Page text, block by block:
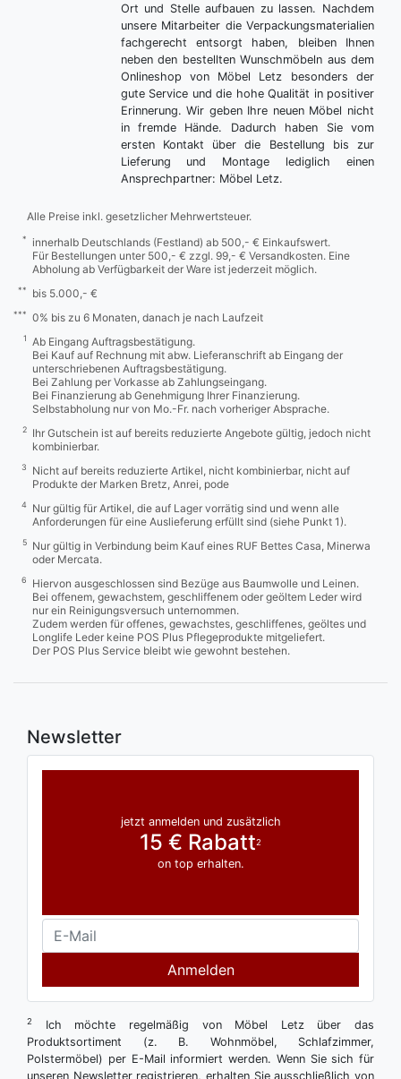
Ort und Stelle aufbauen zu lassen. Nachdem
unsere Mitarbeiter die Verpackungsmaterialien
fachgerecht entsorgt haben, bleiben Ihnen
neben den bestellten Wunschmöbeln aus dem
Onlineshop von Möbel Letz besonders der
gute Service und die hohe Qualität in positiver
Erinnerung. Wir geben Ihre neuen Möbel nicht
in fremde Hände. Dadurch haben Sie vom
ersten Kontakt über die Bestellung bis zur
Lieferung und Montage lediglich einen
Ansprechpartner: Möbel Letz.
Alle Preise inkl. gesetzlicher Mehrwertsteuer.
*
innerhalb Deutschlands (Festland) ab 500,- € Einkaufswert.
Für Bestellungen unter 500,- € zzgl. 99,- € Versandkosten. Eine
Abholung ab Verfügbarkeit der Ware ist jederzeit möglich.
** bis 5.000,- €
*** 0% bis zu 6 Monaten, danach je nach Laufzeit
1
Ab Eingang Auftragsbestätigung.
Bei Kauf auf Rechnung mit abw. Lieferanschrift ab Eingang der
unterschriebenen Auftragsbestätigung.
Bei Zahlung per Vorkasse ab Zahlungseingang.
Bei Finanzierung ab Genehmigung Ihrer Finanzierung.
Selbstabholung nur von Mo.-Fr. nach vorheriger Absprache.
2
Ihr Gutschein ist auf bereits reduzierte Angebote gültig, jedoch nicht
kombinierbar.
3
Nicht auf bereits reduzierte Artikel, nicht kombinierbar, nicht auf
Produkte der Marken Bretz, Anrei, pode
4
Nur gültig für Artikel, die auf Lager vorrätig sind und wenn alle
Anforderungen für eine Auslieferung erfüllt sind (siehe Punkt 1).
5
Nur gültig in Verbindung beim Kauf eines RUF Bettes Casa, Minerwa
oder Mercata.
6
Hiervon ausgeschlossen sind Bezüge aus Baumwolle und Leinen.
Bei offenem, gewachstem, geschliffenem oder geöltem Leder wird
nur ein Reinigungsversuch unternommen.
Zudem werden für offenes, gewachstes, geschliffenes, geöltes und
Longlife Leder keine POS Plus Pflegeprodukte mitgeliefert.
Der POS Plus Service bleibt wie gewohnt bestehen.
Newsletter
jetzt anmelden und zusätzlich
15 € Rabatt2
on top erhalten.
Anmelden
2
Ich möchte regelmäßig von Möbel Letz über das
Produktsortiment (z. B. Wohnmöbel, Schlafzimmer,
Polstermöbel) per E-Mail informiert werden. Wenn Sie sich für
unseren Newsletter registrieren, erhalten Sie ausschließlich von